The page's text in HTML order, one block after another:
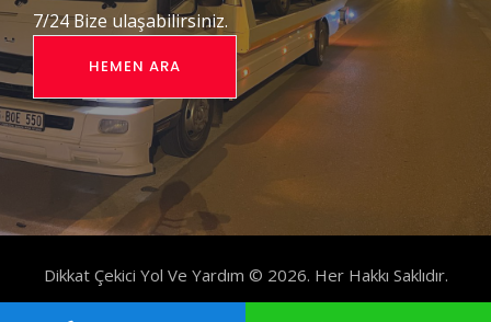
7/24 Bize ulaşabilirsiniz.
HEMEN ARA
Dikkat Çekici Yol Ve Yardım © 2026. Her Hakkı Saklıdır.